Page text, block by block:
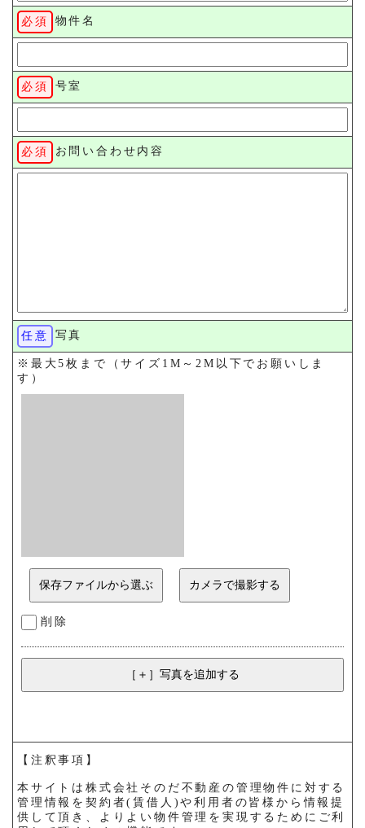
物件名
号室
お問い合わせ内容
写真
※最大5枚まで（サイズ1M～2M以下でお願いしま
す）
削除
【注釈事項】
本サイトは株式会社そのだ不動産の管理物件に対する
管理情報を契約者(賃借人)や利用者の皆様から情報提
供して頂き、よりよい物件管理を実現するためにご利